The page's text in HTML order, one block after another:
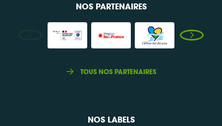
NOS PARTENAIRES
TOUS NOS PARTENAIRES
NOS LABELS